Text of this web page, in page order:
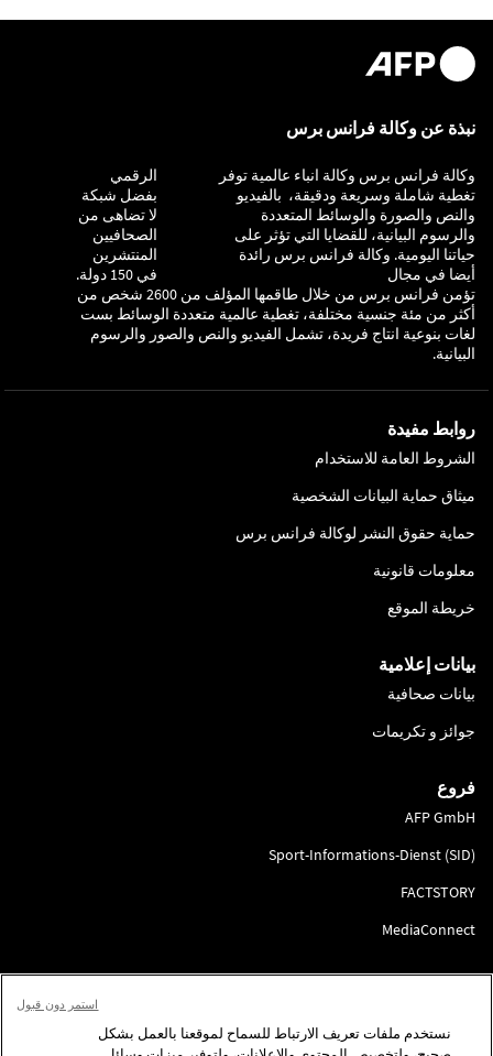
نبذة عن وكالة فرانس برس
وكالة فرانس برس وكالة انباء عالمية توفر
تغطية شاملة وسريعة ودقيقة، بالفيديو
والنص والصورة والوسائط المتعددة
والرسوم البيانية، للقضايا التي تؤثر على
حياتنا اليومية. وكالة فرانس برس رائدة
أيضا في مجال
الرقمي
بفضل شبكة
لا تضاهى من
الصحافيين
المنتشرين
في 150 دولة.
تؤمن فرانس برس من خلال طاقمها المؤلف من 2600 شخص من
أكثر من مئة جنسية مختلفة، تغطية عالمية متعددة الوسائط بست
لغات بنوعية انتاج فريدة، تشمل الفيديو والنص والصور والرسوم
البيانية.
روابط مفيدة
الشروط العامة للاستخدام
ميثاق حماية البيانات الشخصية
حماية حقوق النشر لوكالة فرانس برس
معلومات قانونية
خريطة الموقع
بيانات إعلامية
بيانات صحافية
جوائز و تكريمات
فروع
AFP GmbH
Sport-Informations-Dienst (SID)
FACTSTORY
MediaConnect
نستخدم ملفات تعريف الارتباط للسماح لموقعنا بالعمل بشكل
استمر دون قبول